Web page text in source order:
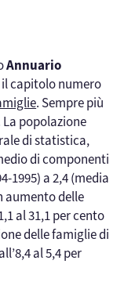
Annuario
capitolo numero
. Sempre più
popolazione
di statistica,
di componenti
1995) a 2,4 (media
aumento delle
al 31,1 per cento
delle famiglie di
al 5,4 per